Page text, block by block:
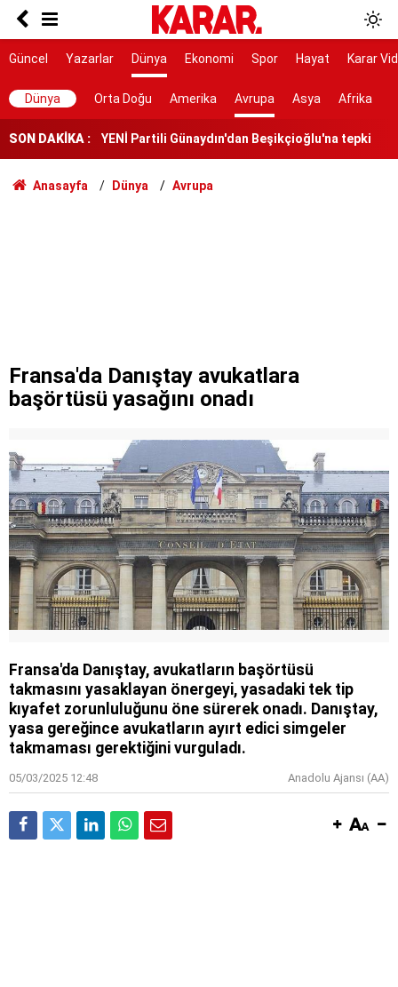
Güncel Yazarlar Dünya Ekonomi Spor Hayat Karar
Dünya Orta Doğu Amerika Avrupa Asya Afrika
SON DAKİKA :
Türkiye'den vize serbestisi için yeni adım
7 gün 7 gece hiç durmadan döndüler
YENİ Partili Günaydın'dan Beşikçioğlu'na tepki
Yeni YHT hattı 2028’de hizmete girecek
RTÜK’ten ATV’ye 8 milyon TL ceza
Anasayfa Dünya Avrupa
Fransa'da Danıştay avukatlara
başörtüsü yasağını onadı
Fransa'da Danıştay, avukatların başörtüsü
takmasını yasaklayan önergeyi, yasadaki tek tip
kıyafet zorunluluğunu öne sürerek onadı. Danıştay,
yasa gereğince avukatların ayırt edici simgeler
takmaması gerektiğini vurguladı.
05/03/2025 12:48 Anadolu Ajansı (AA)